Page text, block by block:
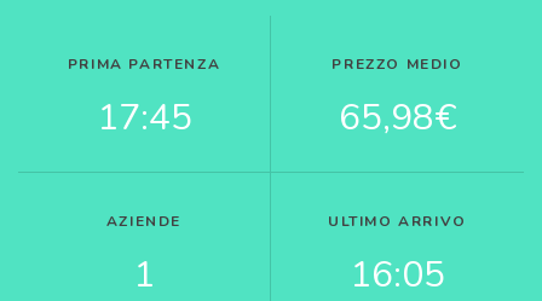
PRIMA PARTENZA
17:45
PREZZO MEDIO
65,98€
AZIENDE
1
ULTIMO ARRIVO
16:05